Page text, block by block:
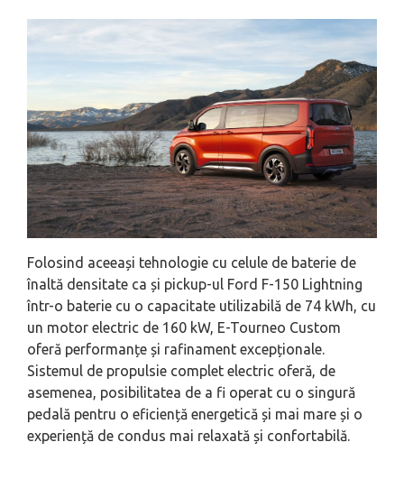
Folosind aceeași tehnologie cu celule de baterie de
înaltă densitate ca și pickup-ul Ford F-150 Lightning
într-o baterie cu o capacitate utilizabilă de 74 kWh, cu
un motor electric de 160 kW, E-Tourneo Custom
oferă performanțe și rafinament excepționale.
Sistemul de propulsie complet electric oferă, de
asemenea, posibilitatea de a fi operat cu o singură
pedală pentru o eficiență energetică și mai mare și o
experiență de condus mai relaxată și confortabilă.